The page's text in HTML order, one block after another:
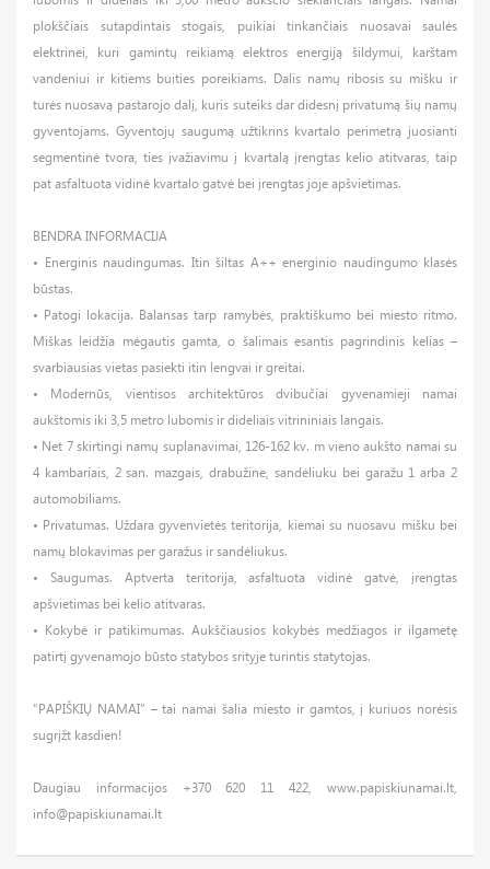
plokščiais sutapdintais stogais, puikiai tinkančiais nuosavai saulės
elektrinei, kuri gamintų reikiamą elektros energiją šildymui, karštam
vandeniui ir kitiems buities poreikiams. Dalis namų ribosis su mišku ir
turės nuosavą pastarojo dalį, kuris suteiks dar didesnį privatumą šių namų
gyventojams. Gyventojų saugumą užtikrins kvartalo perimetrą juosianti
segmentinė tvora, ties įvažiavimu į kvartalą įrengtas kelio atitvaras, taip
pat asfaltuota vidinė kvartalo gatvė bei įrengtas joje apšvietimas.
BENDRA INFORMACIJA
• Energinis naudingumas. Itin šiltas A++ energinio naudingumo klasės
būstas.
• Patogi lokacija. Balansas tarp ramybės, praktiškumo bei miesto ritmo.
Miškas leidžia mėgautis gamta, o šalimais esantis pagrindinis kelias –
svarbiausias vietas pasiekti itin lengvai ir greitai.
• Modernūs, vientisos architektūros dvibučiai gyvenamieji namai
aukštomis iki 3,5 metro lubomis ir dideliais vitrininiais langais.
• Net 7 skirtingi namų suplanavimai, 126-162 kv. m vieno aukšto namai su
4 kambariais, 2 san. mazgais, drabužine, sandėliuku bei garažu 1 arba 2
automobiliams.
• Privatumas. Uždara gyvenvietės teritorija, kiemai su nuosavu mišku bei
namų blokavimas per garažus ir sandėliukus.
• Saugumas. Aptverta teritorija, asfaltuota vidinė gatvė, įrengtas
apšvietimas bei kelio atitvaras.
• Kokybė ir patikimumas. Aukščiausios kokybės medžiagos ir ilgametę
patirtį gyvenamojo būsto statybos srityje turintis statytojas.
“PAPIŠKIŲ NAMAI” – tai namai šalia miesto ir gamtos, į kuriuos norėsis
sugrįžt kasdien!
Daugiau informacijos +370 620 11 422, www.papiskiunamai.lt,
info@papiskiunamai.lt